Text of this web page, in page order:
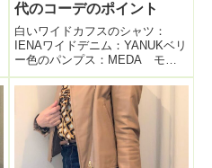
代のコーデのポイント
白いワイドカフスのシャツ：
IENAワイドデニム：YANUKベリ
ー色のパンプス：MEDA モー
ドエジャコモバッグ：J&M
DAVIDSONワイドデニム パン
ツを買いましたブログに何度か
書いている通り、私はパンツを
こよなく愛用する女だけれど